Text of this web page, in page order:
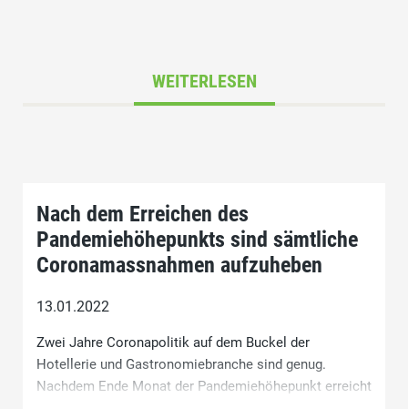
WEITERLESEN
Nach dem Erreichen des
Pandemiehöhepunkts sind sämtliche
Coronamassnahmen aufzuheben
13.01.2022
Zwei Jahre Coronapolitik auf dem Buckel der
Hotellerie und Gastronomiebranche sind genug.
Nachdem Ende Monat der Pandemiehöhepunkt erreicht